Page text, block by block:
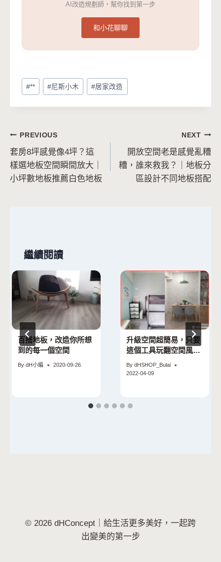
AI改造規劃師，幫你找到第一步
和小花聊聊
Post
Tags:
#** #尼斯小木 #居家改造
文
章
導
PREVIOUS
套房8坪感覺像4坪？這
樣選地板空間瞬間放大｜
小坪數地板推薦白色地板
NEXT
開放空間老是感覺亂糟
糟，誰來救我？｜地板分
區設計不同地板搭配
繼續閱讀
百搭地板，改造你所想
到的每一個空間
By dH小編 2020-09-26
升級空間超簡易，只要
這個工具玩翻空間風格
By dHSHOP_Bulai
2022-04-09
© 2026 dHConcept｜給生活更多美好，一起跨
出變美的第一步